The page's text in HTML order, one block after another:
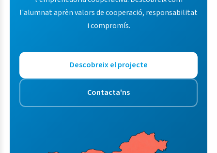
l'alumnat aprèn valors de cooperació, responsabilitat
i compromís.
Descobreix el projecte
Contacta'ns